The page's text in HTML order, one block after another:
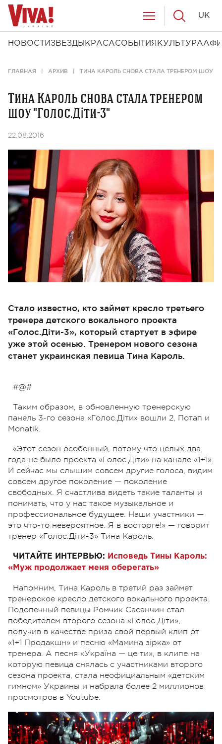
НОВОСТИ ЗВЕЗДЫ КРАСАСОБЫТИЯ КУЛЬТУРА
UK
ГЛАВНАЯ АРХИВ ТИНА КАРОЛЬ СНОВА СТАЛА ТРЕНЕРОМ ШОУ
Тина Кароль снова стала тренером
шоу "Голос.Діти-3"
22.08.2016
Стало известно, кто займет кресло третьего
тренера детского вокального проекта
«Голос.Діти-3», который стартует в эфире
уже этой осенью. Тренером нового сезона
станет украинская певица Тина Кароль.
#@#
Таким образом, в обновленную тренерскую
панель 3-го сезона «Голос.Діти» вошли 2, Потап и
Monatik.
«Этот сезон особенный, потому что целых два
года не было проекта «Голос.Діти» на канале «1+1».
И сейчас мы слышим совсем другие голоса, видим
совсем другое поколение — поколение
свободных. Я счастлива видеть такие таланты и
понимать, что у нас такое музыкальное и
профессиональное будущее. Наши участники —
это что-то невероятное. Я в восторге!» — говорит
тренер «Голос.Діти-3» Тина Кароль.
ЧИТАЙТЕ ИНТЕРВЬЮ: Исповедь Тины Кароль:
«Муж продолжает меня оберегать»
Напомним, Тина Кароль в третий раз займет
тренерское кресло детского вокального проекта.
Подопечный певицы Ромчик Сасанчин стал
победителем второго сезона «Голос Діти»,
получив в качестве приза свой первый клип от
«1+1 Продакшн» и песню «Мамина зірка» от
тренера. А песня «Україна — це ти», в клипе на
которую певица снялась с участниками второго
сезона проекта, стала неофициальным «детским
гимном» Украины и набрала более 2 миллионов
просмотров в Youtube.